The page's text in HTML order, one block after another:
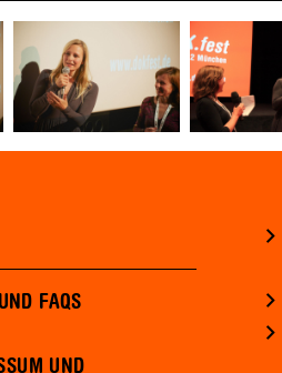
FAQS
UND